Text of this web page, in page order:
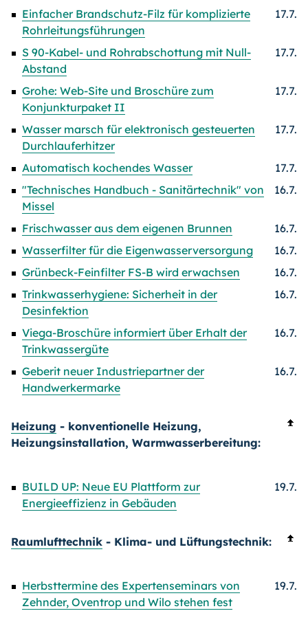
Einfacher Brandschutz-Filz für komplizierte
Rohrleitungsführungen
17.7.
S 90-Kabel- und Rohrabschottung mit Null-
Abstand
17.7.
Grohe: Web-Site und Broschüre zum
Konjunkturpaket II
17.7.
Wasser marsch für elektronisch gesteuerten
Durchlauferhitzer
17.7.
Automatisch kochendes Wasser
17.7.
"Technisches Handbuch - Sanitärtechnik" von
Missel
16.7.
Frischwasser aus dem eigenen Brunnen
16.7.
Wasserfilter für die Eigenwasserversorgung
16.7.
Grünbeck-Feinfilter FS-B wird erwachsen
16.7.
Trinkwasserhygiene: Sicherheit in der
Desinfektion
16.7.
Viega-Broschüre informiert über Erhalt der
Trinkwassergüte
16.7.
Geberit neuer Industriepartner der
Handwerkermarke
16.7.
Heizung - konventionelle Heizung,
Heizungsinstallation, Warmwasserbereitung:
BUILD UP: Neue EU Plattform zur
Energieeffizienz in Gebäuden
19.7.
Raumlufttechnik - Klima- und Lüftungstechnik:
Herbsttermine des Expertenseminars von
Zehnder, Oventrop und Wilo stehen fest
19.7.